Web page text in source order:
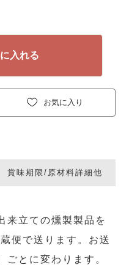
お気に入り
入れる
賞味期限/原材料詳細他
来立ての燻製製品を
便で送ります。お送
ごとに変わります。